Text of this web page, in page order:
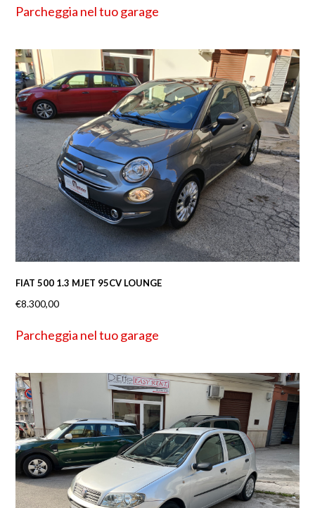
Parcheggia nel tuo garage
FIAT 500 1.3 MJET 95CV LOUNGE
€8.300,00
Parcheggia nel tuo garage